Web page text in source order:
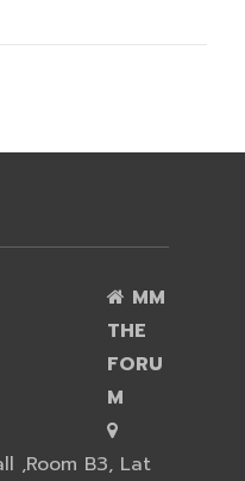
MM
THE
FORU
M
,Room B3, Lat